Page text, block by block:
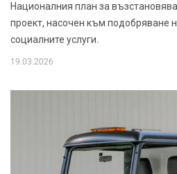
Националния план за
проект, насочен към подобряване
социалните услуги.
19.03.2026